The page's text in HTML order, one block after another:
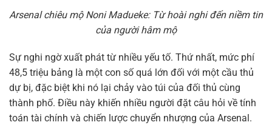
Arsenal chiêu mộ Noni Madueke: Từ hoài nghi đến niềm tin
của người hâm mộ
Sự nghi ngờ xuất phát từ nhiều yếu tố. Thứ nhất, mức phí
48,5 triệu bảng là một con số quá lớn đối với một cầu thủ
dự bị, đặc biệt khi nó lại chảy vào túi của đối thủ cùng
thành phố. Điều này khiến nhiều người đặt câu hỏi về tính
toán tài chính và chiến lược chuyển nhượng của Arsenal.